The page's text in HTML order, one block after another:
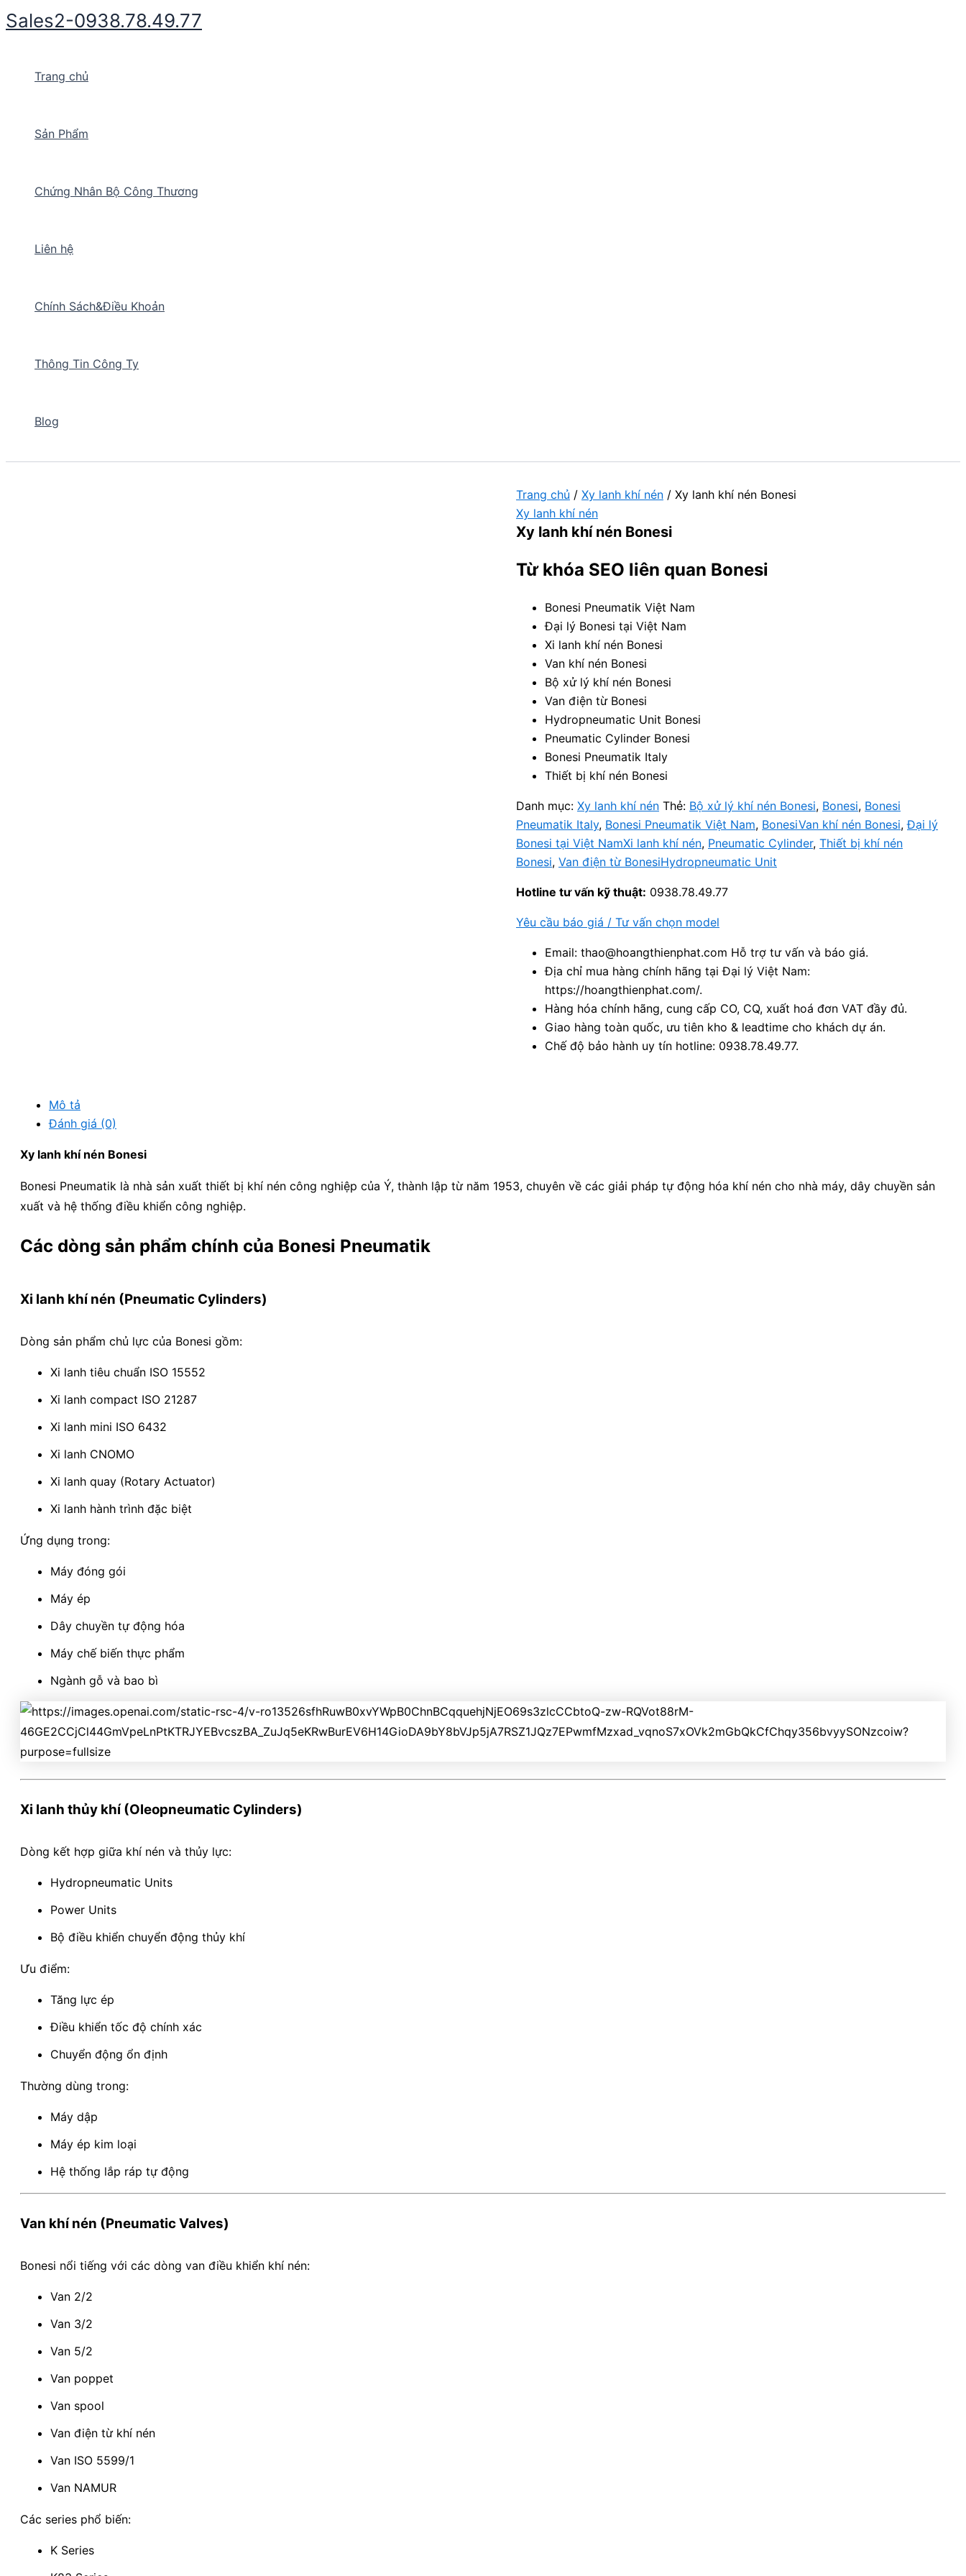
Nhảy
tới
Sales2-0938.78.49.77
Trang chủ
Sản Phẩm
Chứng Nhân Bộ Công Thương
Liên hệ
Chính Sách&Điều Khoản
Thông Tin Công Ty
Blog
Trang chủ / Xy lanh khí nén / Xy lanh khí nén Bonesi
Xy lanh khí nén
Xy lanh khí nén Bonesi
Từ khóa SEO liên quan Bonesi
Bonesi Pneumatik Việt Nam
Đại lý Bonesi tại Việt Nam
Xi lanh khí nén Bonesi
Van khí nén Bonesi
Bộ xử lý khí nén Bonesi
Van điện từ Bonesi
Hydropneumatic Unit Bonesi
Pneumatic Cylinder Bonesi
Bonesi Pneumatik Italy
Thiết bị khí nén Bonesi
Danh mục: Xy lanh khí nén Thẻ: Bộ xử lý khí nén Bonesi, Bonesi, Bonesi
Pneumatik Italy, Bonesi Pneumatik Việt Nam, BonesiVan khí nén Bonesi,Đại lý
Bonesi tại Việt NamXi lanh khí nén, Pneumatic Cylinder, Thiết bị khí nén
Bonesi, Van điện từ BonesiHydropneumatic Unit
Hotline tư vấn kỹ thuật: 0938.78.49.77
Yêu cầu báo giá / Tư vấn chọn model
Email: thao@hoangthienphat.com Hỗ trợ tư vấn và báo giá.
Địa chỉ mua hàng chính hãng tại Đại lý Việt Nam:
https://hoangthienphat.com/.
Hàng hóa chính hãng, cung cấp CO, CQ, xuất hoá đơn VAT đầy đủ.
Giao hàng toàn quốc, ưu tiên kho & leadtime cho khách dự án.
Chế độ bảo hành uy tín hotline: 0938.78.49.77.
Mô tả
Đánh giá (0)
Xy lanh khí nén Bonesi
Bonesi Pneumatik là nhà sản xuất thiết bị khí nén công nghiệp của Ý, thành lập từ năm 1953, chuyên về các giải pháp tự động hóa khí nén cho nhà máy, dây chuyền sản
xuất và hệ thống điều khiển công nghiệp.
Các dòng sản phẩm chính của Bonesi Pneumatik
Xi lanh khí nén (Pneumatic Cylinders)
Dòng sản phẩm chủ lực của Bonesi gồm:
Xi lanh tiêu chuẩn ISO 15552
Xi lanh compact ISO 21287
Xi lanh mini ISO 6432
Xi lanh CNOMO
Xi lanh quay (Rotary Actuator)
Xi lanh hành trình đặc biệt
Ứng dụng trong:
Máy đóng gói
Máy ép
Dây chuyền tự động hóa
Máy chế biến thực phẩm
Ngành gỗ và bao bì
Xi lanh thủy khí (Oleopneumatic Cylinders)
Dòng kết hợp giữa khí nén và thủy lực:
Hydropneumatic Units
Power Units
Bộ điều khiển chuyển động thủy khí
Ưu điểm:
Tăng lực ép
Điều khiển tốc độ chính xác
Chuyển động ổn định
Thường dùng trong:
Máy dập
Máy ép kim loại
Hệ thống lắp ráp tự động
Van khí nén (Pneumatic Valves)
Bonesi nổi tiếng với các dòng van điều khiển khí nén:
Van 2/2
Van 3/2
Van 5/2
Van poppet
Van spool
Van điện từ khí nén
Van ISO 5599/1
Van NAMUR
Các series phổ biến:
K Series